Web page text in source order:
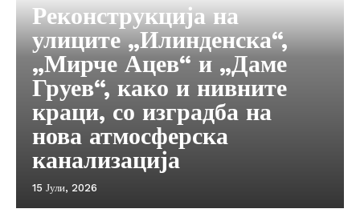
Реконструкција на
улиците „Илинденска“,
„Мирче Ацев“ и „Даме
Груев“, како и нивните
краци, со изградба на
нова атмосферска
канализација
15 Јули, 2026